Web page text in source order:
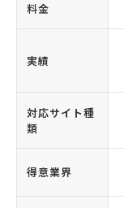
料金
実績
対応サイト種
類
得意業界